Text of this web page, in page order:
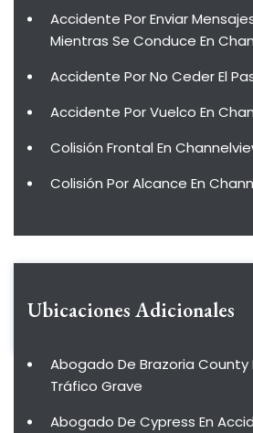
Accidente Por Enviar
Mientras Se Conduce En
Accidente Por No Ceder El
Accidente Por Vuelco En
Colisión Frontal En
Colisión Por Alcance En
Ubicaciones Adicionales
Abogado De Brazoria County
Tráfico Grave
Abogado De Cypress En